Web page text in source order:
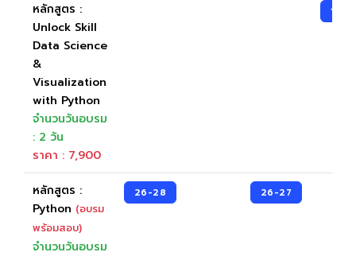
หลักสูตร :
Unlock Skill
Data Science
&
Visualization
with Python
จำนวนวันอบรม
: 2 วัน
ราคา : 7,900
19-
หลักสูตร :
Python (อบรม
พร้อมสอบ)
จำนวนวันอบรม
26-28 26-27